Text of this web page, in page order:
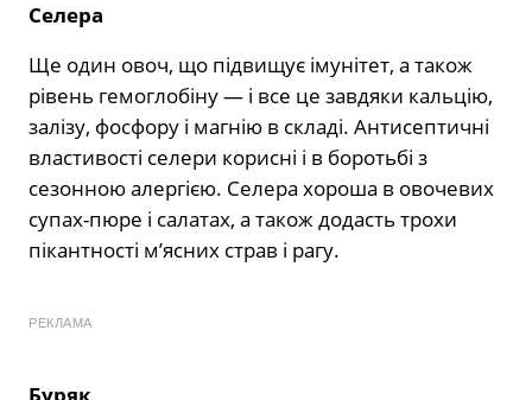
Селера
Ще один овоч, що підвищує імунітет, а також
рівень гемоглобіну — і все це завдяки кальцію,
залізу, фосфору і магнію в складі. Антисептичні
властивості селери корисні і в боротьбі з
сезонною алергією. Селера хороша в овочевих
супах-пюре і салатах, а також додасть трохи
пікантності м’ясних страв і рагу.
РЕКЛАМА